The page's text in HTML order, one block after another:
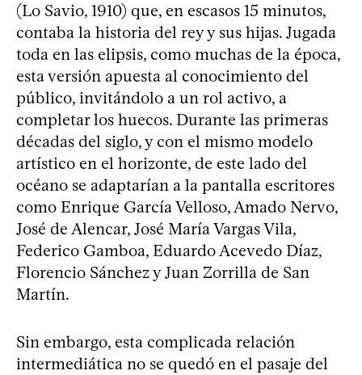
(Lo Savio, 1910) que, en escasos 15 minutos,
contaba la historia del rey y sus hijas. Jugada
toda en las elipsis, como muchas de la época,
esta versión apuesta al conocimiento del
público, invitándolo a un rol activo, a
completar los huecos. Durante las primeras
décadas del siglo, y con el mismo modelo
artístico en el horizonte, de este lado del
océano se adaptarían a la pantalla escritores
como Enrique García Velloso, Amado Nervo,
José de Alencar, José María Vargas Vila,
Federico Gamboa, Eduardo Acevedo Díaz,
Florencio Sánchez y Juan Zorrilla de San
Martín.
Sin embargo, esta complicada relación
intermediática no se quedó en el pasaje del